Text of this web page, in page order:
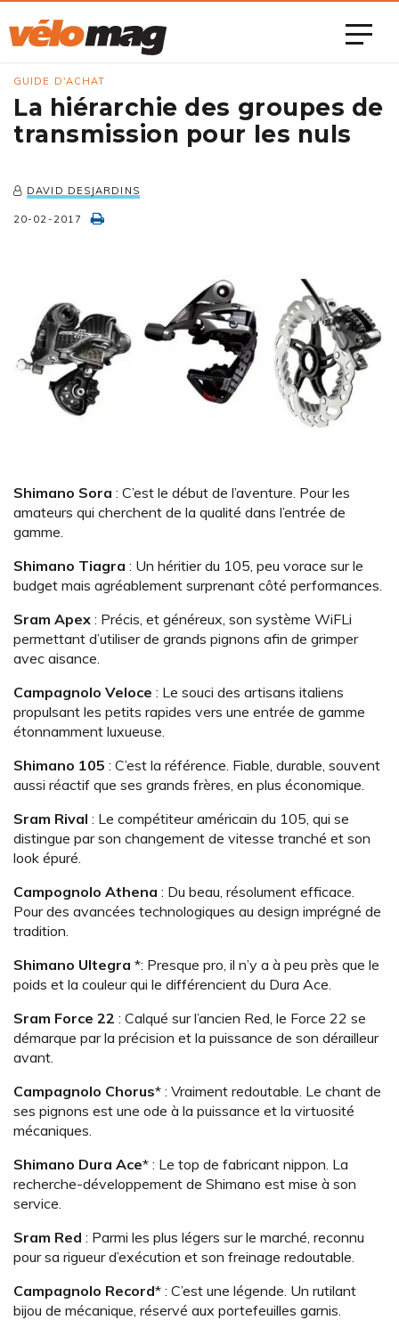
GUIDE D'ACHAT
La hiérarchie des groupes de
transmission pour les nuls
DAVID DESJARDINS
20-02-2017
Shimano Sora : C’est le début de l’aventure. Pour les
amateurs qui cherchent de la qualité dans l’entrée de
gamme.
Shimano Tiagra : Un héritier du 105, peu vorace sur le
budget mais agréablement surprenant côté performances.
Sram Apex : Précis, et généreux, son système WiFLi
permettant d’utiliser de grands pignons afin de grimper
avec aisance.
Campagnolo Veloce : Le souci des artisans italiens
propulsant les petits rapides vers une entrée de gamme
étonnamment luxueuse.
Shimano 105 : C’est la référence. Fiable, durable, souvent
aussi réactif que ses grands frères, en plus économique.
Sram Rival : Le compétiteur américain du 105, qui se
distingue par son changement de vitesse tranché et son
look épuré.
Campognolo Athena : Du beau, résolument efficace.
Pour des avancées technologiques au design imprégné de
tradition.
Shimano Ultegra *: Presque pro, il n’y a à peu près que le
poids et la couleur qui le différencient du Dura Ace.
Sram Force 22 : Calqué sur l’ancien Red, le Force 22 se
démarque par la précision et la puissance de son dérailleur
avant.
Campagnolo Chorus* : Vraiment redoutable. Le chant de
ses pignons est une ode à la puissance et la virtuosité
mécaniques.
Shimano Dura Ace* : Le top de fabricant nippon. La
recherche-développement de Shimano est mise à son
service.
Sram Red : Parmi les plus légers sur le marché, reconnu
pour sa rigueur d’exécution et son freinage redoutable.
Campagnolo Record* : C’est une légende. Un rutilant
bijou de mécanique, réservé aux portefeuilles garnis.